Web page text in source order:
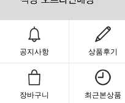
공지사항 상품후기
장바구니 최근본상품